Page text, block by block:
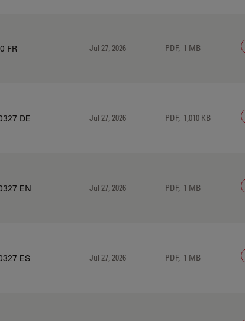
FR Jul 27, 2026 PDF, 1 MB
DE Jul 27, 2026 PDF, 1,010 KB
EN Jul 27, 2026 PDF, 1 MB
ES Jul 27, 2026 PDF, 1 MB